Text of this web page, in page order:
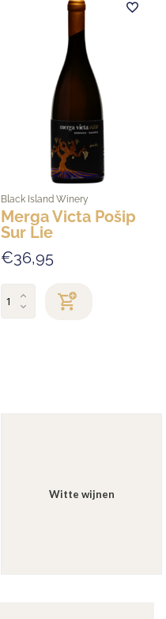
Black Island Winery
Merga Victa Pošip
Sur Lie
€36,95
Witte wijnen